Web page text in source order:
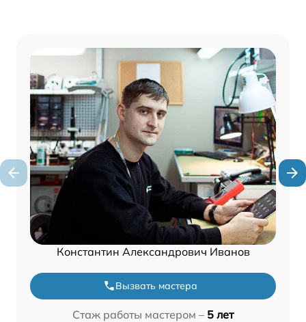
Константин Александрович Иванов
Вызвать мастера
Стаж работы мастером – 5 лет